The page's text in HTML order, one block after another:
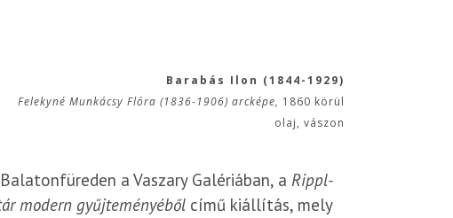
Barabás Ilon (1844-1929)
Felekyné Munkácsy Flóra (1836-1906) arcképe, 1860 körül
olaj, vászon
a Vaszary Galériában, a Rippl-
modern gyűjteményébőlcímű kiállítás, mely